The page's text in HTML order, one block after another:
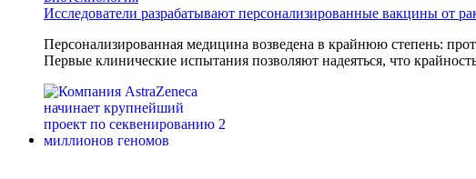
Исследователи разрабатывают персонализированные вакцины от
Персонализированная медицина возведена в крайнюю степень:
Первые клинические испытания позволяют надеяться, что